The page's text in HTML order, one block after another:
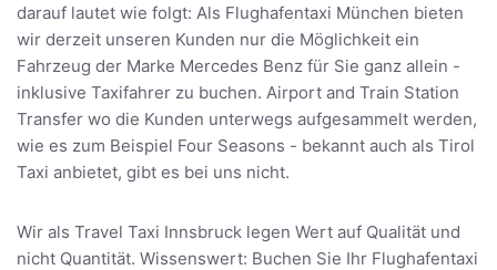
darauf lautet wie folgt: Als Flughafentaxi München bieten
wir derzeit unseren Kunden nur die Möglichkeit ein
Fahrzeug der Marke Mercedes Benz für Sie ganz allein -
inklusive Taxifahrer zu buchen. Airport and Train Station
Transfer wo die Kunden unterwegs aufgesammelt werden,
wie es zum Beispiel Four Seasons - bekannt auch als Tirol
Taxi anbietet, gibt es bei uns nicht.
Wir als Travel Taxi Innsbruck legen Wert auf Qualität und
nicht Quantität. Wissenswert: Buchen Sie Ihr Flughafentaxi